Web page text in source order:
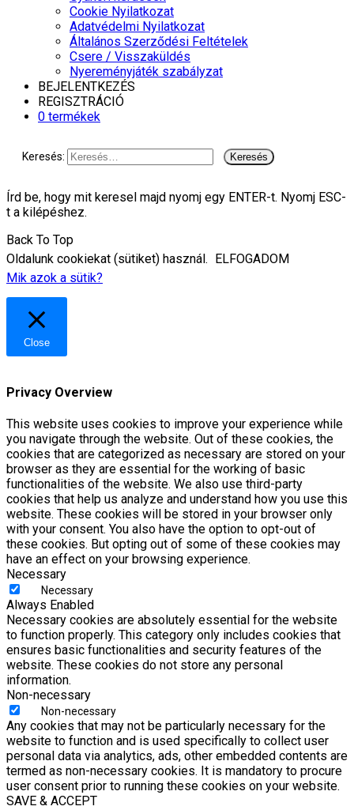
Cookie Nyilatkozat
Adatvédelmi Nyilatkozat
Általános Szerződési Feltételek
Csere / Visszaküldés
Nyereményjáték szabályzat
BEJELENTKEZÉS
REGISZTRÁCIÓ
0 termékek
Keresés:
Írd be, hogy mit keresel majd nyomj egy ENTER-t. Nyomj ESC-
t a kilépéshez.
Back To Top
Oldalunk cookiekat (sütiket) használ. ELFOGADOM
Mik azok a sütik?
Close
Privacy Overview
This website uses cookies to improve your experience while
you navigate through the website. Out of these cookies, the
cookies that are categorized as necessary are stored on your
browser as they are essential for the working of basic
functionalities of the website. We also use third-party
cookies that help us analyze and understand how you use this
website. These cookies will be stored in your browser only
with your consent. You also have the option to opt-out of
these cookies. But opting out of some of these cookies may
have an effect on your browsing experience.
Necessary
Necessary
Always Enabled
Necessary cookies are absolutely essential for the website
to function properly. This category only includes cookies that
ensures basic functionalities and security features of the
website. These cookies do not store any personal
information.
Non-necessary
Non-necessary
Any cookies that may not be particularly necessary for the
website to function and is used specifically to collect user
personal data via analytics, ads, other embedded contents are
termed as non-necessary cookies. It is mandatory to procure
user consent prior to running these cookies on your website.
SAVE & ACCEPT